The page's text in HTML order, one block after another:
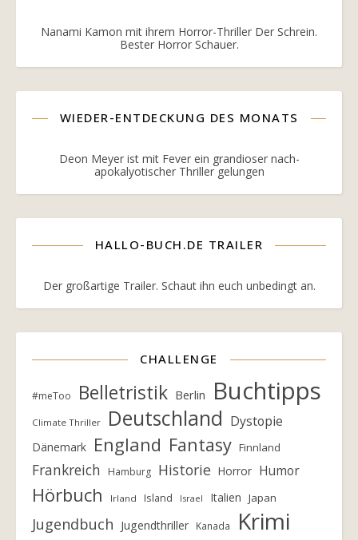
Nanami Kamon mit ihrem Horror-Thriller Der Schrein.
Bester Horror Schauer.
WIEDER-ENTDECKUNG DES MONATS
Deon Meyer ist mit Fever ein grandioser nach-
apokalyotischer Thriller gelungen
HALLO-BUCH.DE TRAILER
Der großartige Trailer. Schaut ihn euch unbedingt an.
CHALLENGE
#meToo Belletristik Berlin Buchtipps
Climate Thriller Deutschland Dystopie
Dänemark England Fantasy Finnland
Frankreich Hamburg Historie Horror Humor
Hörbuch Irland Island Israel Italien Japan
Jugendbuch Jugendthriller Kanada Krimi